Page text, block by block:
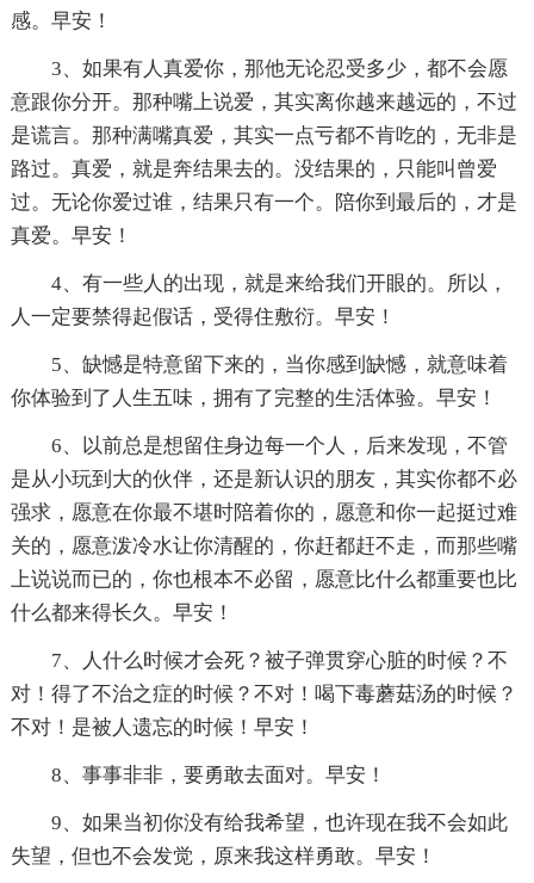
感。早安！
3、如果有人真爱你，那他无论忍受多少，都不会愿
意跟你分开。那种嘴上说爱，其实离你越来越远的，不过
是谎言。那种满嘴真爱，其实一点亏都不肯吃的，无非是
路过。真爱，就是奔结果去的。没结果的，只能叫曾爱
过。无论你爱过谁，结果只有一个。陪你到最后的，才是
真爱。早安！
4、有一些人的出现，就是来给我们开眼的。所以，
人一定要禁得起假话，受得住敷衍。早安！
5、缺憾是特意留下来的，当你感到缺憾，就意味着
你体验到了人生五味，拥有了完整的生活体验。早安！
6、以前总是想留住身边每一个人，后来发现，不管
是从小玩到大的伙伴，还是新认识的朋友，其实你都不必
强求，愿意在你最不堪时陪着你的，愿意和你一起挺过难
关的，愿意泼冷水让你清醒的，你赶都赶不走，而那些嘴
上说说而已的，你也根本不必留，愿意比什么都重要也比
什么都来得长久。早安！
7、人什么时候才会死？被子弹贯穿心脏的时候？不
对！得了不治之症的时候？不对！喝下毒蘑菇汤的时候？
不对！是被人遗忘的时候！早安！
8、事事非非，要勇敢去面对。早安！
9、如果当初你没有给我希望，也许现在我不会如此
失望，但也不会发觉，原来我这样勇敢。早安！